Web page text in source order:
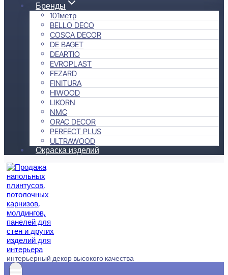
Бренды
101метр
BELLO DECO
COSCA DECOR
DE BAGET
DEARTIO
EVROPLAST
FEZARD
FINITURA
HIWOOD
LIKORN
NMC
ORAC DECOR
PERFECT PLUS
ULTRAWOOD
Окраска изделий
интерьерный декор высокого качества